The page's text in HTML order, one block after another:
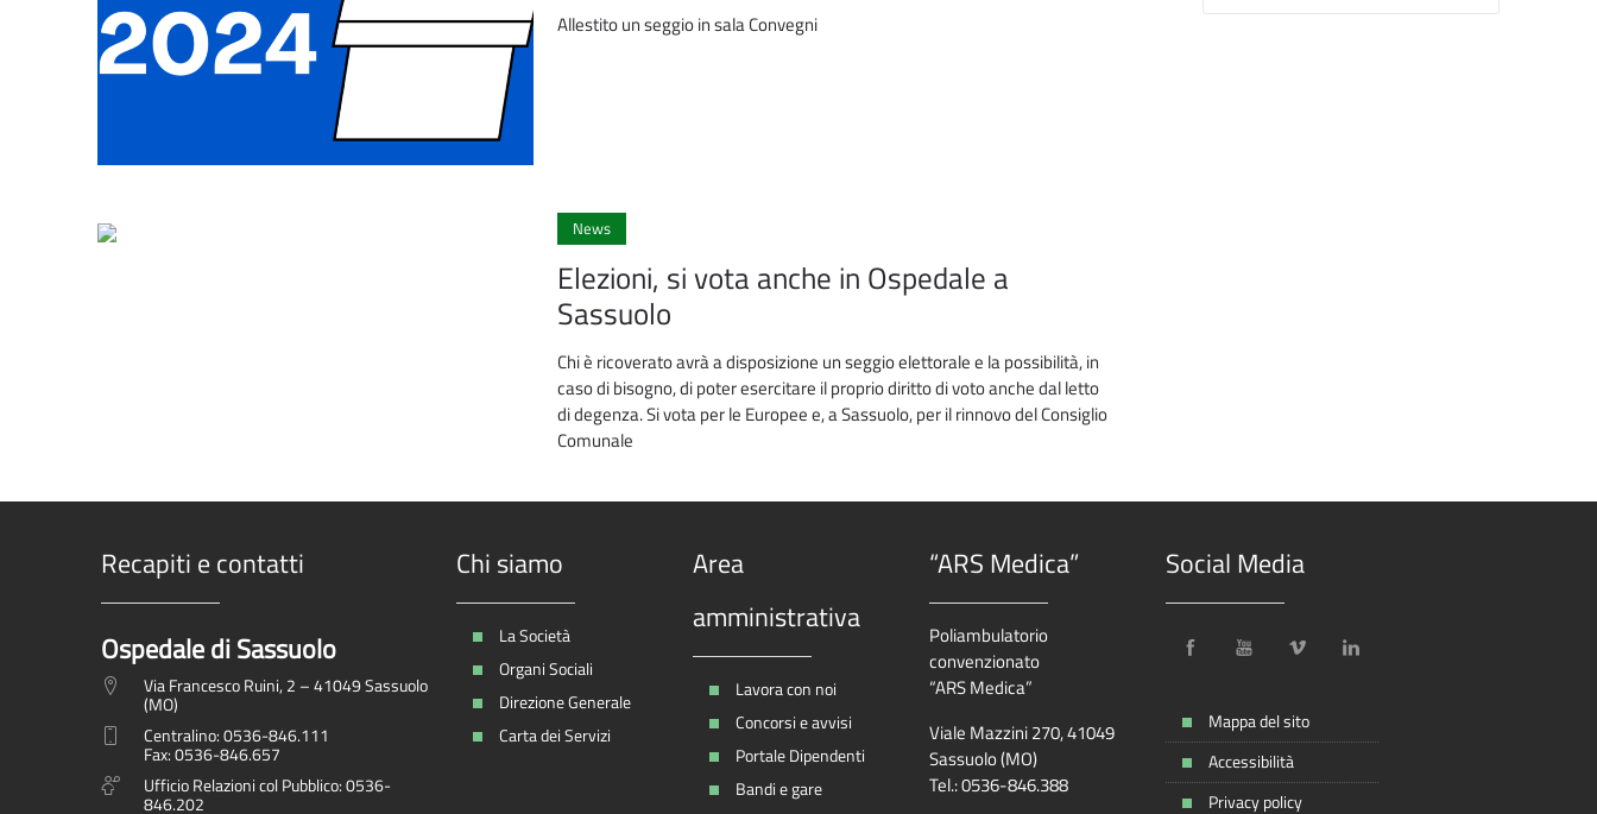
Allestito un seggio in sala Convegni
News
Elezioni, si vota anche in Ospedale a
Sassuolo
Chi è ricoverato avrà a disposizione un seggio elettorale e la possibilità, in
caso di bisogno, di poter esercitare il proprio diritto di voto anche dal letto
di degenza. Si vota per le Europee e, a Sassuolo, per il rinnovo del Consiglio
Comunale
Recapiti e contatti
Ospedale di Sassuolo
Via Francesco Ruini, 2 – 41049 Sassuolo
(MO)
Centralino: 0536-846.111
Fax: 0536-846.657
Ufficio Relazioni col Pubblico: 0536-
846.202
Chi siamo
La Società
Organi Sociali
Direzione Generale
Carta dei Servizi
Area
amministrativa
Lavora con noi
Concorsi e avvisi
Portale Dipendenti
Bandi e gare
“ARS Medica”
Poliambulatorio
convenzionato
“ARS Medica”
Viale Mazzini 270, 41049
Sassuolo (MO)
Tel.: 0536-846.388
Social Media
Mappa del sito
Accessibilità
Privacy policy